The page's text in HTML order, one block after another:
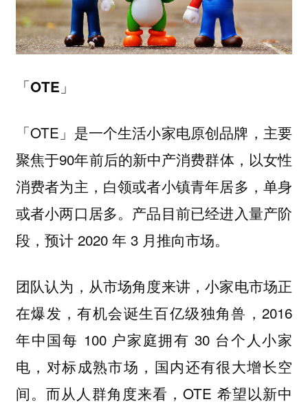
「OTE」
「OTE」是一个生活小家电原创品牌，主要
聚焦于90年前后的新中产消费群体，以女性
消费者为主，白领或者小镇青年居多，单身
或者小两口居多。产品目前已经进入量产阶
段，预计 2020 年 3 月推向市场。
团队认为，从市场角度来讲，小家电市场正
在爆发，有机会诞生百亿级独角兽，2016
年中国每 100 户家庭拥有 30 台个人小家
电，对标成熟市场，国内还有很大增长空
间。而从人群角度来看，OTE 希望以新中